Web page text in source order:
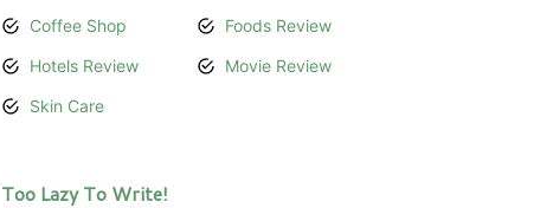
Coffee Shop
Foods Review
Hotels Review
Movie Review
Skin Care
Too Lazy To Write!